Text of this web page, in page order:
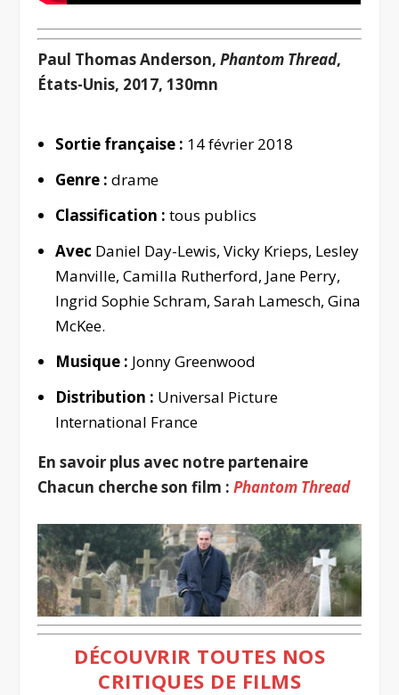
Paul Thomas Anderson,Phantom Thread,
États-Unis, 2017, 130mn
Sortie française : 14 février 2018
Genre : drame
Classification : tous publics
Avec Daniel Day-Lewis, Vicky Krieps, Lesley
Manville, Camilla Rutherford, Jane Perry,
Ingrid Sophie Schram, Sarah Lamesch, Gina
McKee.
Musique : Jonny Greenwood
Distribution : Universal Picture
International France
En savoir plus avec notre partenaire
Chacun cherche son film :Phantom Thread
DÉCOUVRIR TOUTES NOS
CRITIQUES DE FILMS